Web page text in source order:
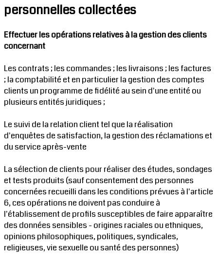
personnelles collectées
Effectuer les opérations relatives à la gestion des clients
concernant
Les contrats ; les commandes ; les livraisons ; les factures
; la comptabilité et en particulier la gestion des comptes
clients un programme de fidélité au sein d'une entité ou
plusieurs entités juridiques ;
Le suivi de la relation client tel que la réalisation
d'enquêtes de satisfaction, la gestion des réclamations et
du service après-vente
La sélection de clients pour réaliser des études, sondages
et tests produits (sauf consentement des personnes
concernées recueilli dans les conditions prévues à l'article
6, ces opérations ne doivent pas conduire à
l'établissement de profils susceptibles de faire apparaître
des données sensibles - origines raciales ou ethniques,
opinions philosophiques, politiques, syndicales,
religieuses, vie sexuelle ou santé des personnes)